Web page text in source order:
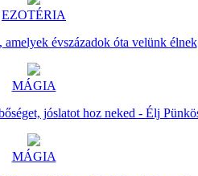
EZOTÉRIA
amelyek évszázadok óta velünk élnek
MÁGIA
jóslatot hoz neked - Élj
MÁGIA